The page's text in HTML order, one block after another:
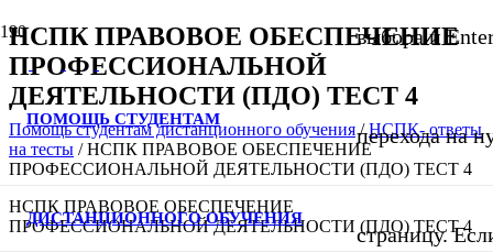
ПОМОЩЬ СТУДЕНТАМ
ДИСТАНЦИОННОГО ОБУЧЕНИЯ
выбора и
перехода на
страницу.
НСПК ПРАВОВОЕ ОБЕСПЕЧЕНИЕ
ПРОФЕССИОНАЛЬНОЙ
ДЕЯТЕЛЬНОСТИ (ПДО) ТЕСТ 4
Помощь студентам дистанционного обучения/НСПК- ответы
на тесты /НСПК ПРАВОВОЕ ОБЕСПЕЧЕНИЕ
ПРОФЕССИОНАЛЬНОЙ ДЕЯТЕЛЬНОСТИ (ПДО) ТЕСТ 4
НСПК ПРАВОВОЕ ОБЕСПЕЧЕНИЕ
ПРОФЕССИОНАЛЬНОЙ ДЕЯТЕЛЬНОСТИ (ПДО) ТЕСТ 4